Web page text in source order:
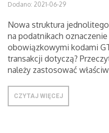
Dodano: 2021-06-29
Nowa struktura
na podatnikach
obowiązkowymi kodami
transakcji dotyczą?
należy zastosować
CZYTAJ WIĘCEJ